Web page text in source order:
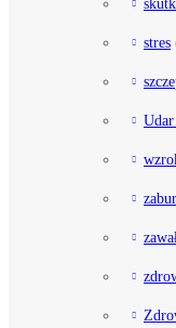
stres
Udar